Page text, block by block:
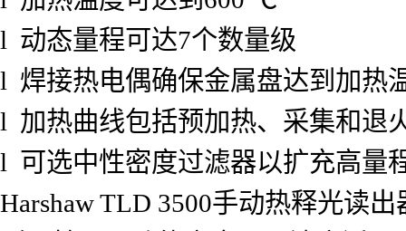
l 动态量程可达7个数量级
l 焊接热电偶确保金属盘达到加热
l 加热曲线包括预加热、采集和退
l 可选中性密度过滤器以扩充高量
Harshaw TLD 3500手动热释光读